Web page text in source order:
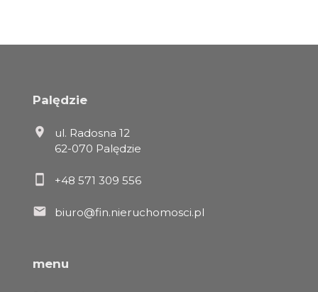
Palędzie
ul. Radosna 12
62-070 Palędzie
+48 571 309 556
biuro@fin.nieruchomosci.pl
menu